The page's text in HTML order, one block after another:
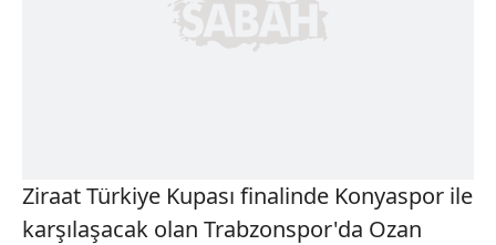
Ziraat Türkiye Kupası finalinde Konyaspor ile
karşılaşacak olan Trabzonspor'da Ozan